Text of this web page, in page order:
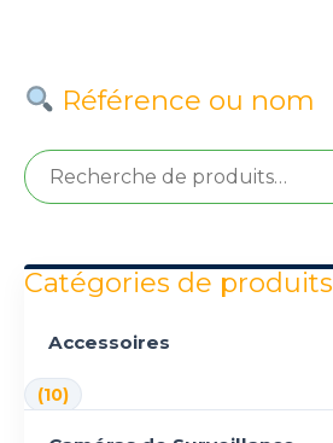
Référence ou nom
Recherche pour :
Catégories de produits
Accessoires
(10)